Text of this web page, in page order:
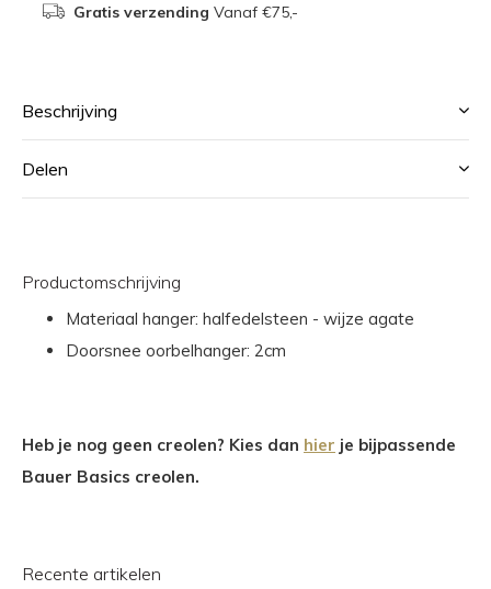
Gratis verzending Vanaf €75,-
Beschrijving
Delen
Productomschrijving
Materiaal hanger: halfedelsteen - wijze agate
Doorsnee oorbelhanger: 2cm
Heb je nog geen creolen? Kies dan hier je bijpassende
Bauer Basics creolen.
Recente artikelen